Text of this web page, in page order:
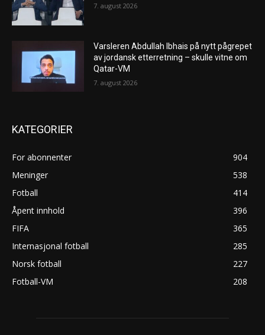
7. august 2026
Varsleren Abdullah Ibhais på nytt pågrepet
av jordansk etterretning – skulle vitne om
Qatar-VM
7. august 2026
KATEGORIER
For abonnenter
904
Meninger
538
Fotball
414
Åpent innhold
396
FIFA
365
Internasjonal fotball
285
Norsk fotball
227
Fotball-VM
208